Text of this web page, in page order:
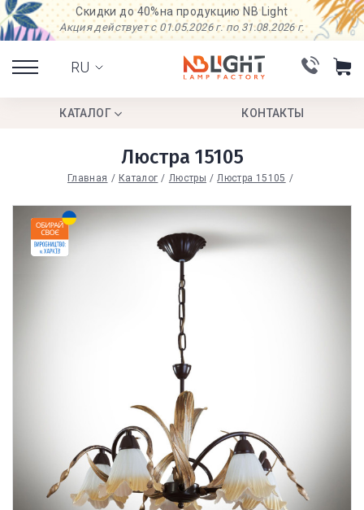
Скидки до 40%на продукцию NB Light
Акция действует с 01.05.2026 г. по 31.08.2026 г.
RU
КАТАЛОГ КОНТАКТЫ
Люстра 15105
Главная Каталог Люстры Люстра 15105